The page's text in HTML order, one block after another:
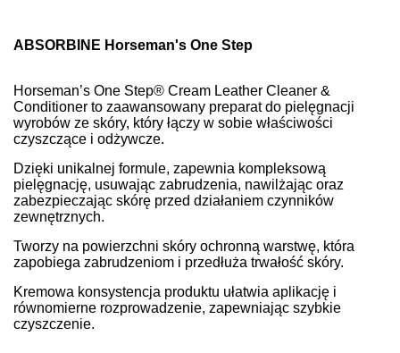
ABSORBINE Horseman's One Step
Horseman’s One Step® Cream Leather Cleaner &
Conditioner to zaawansowany preparat do pielęgnacji
wyrobów ze skóry, który łączy w sobie właściwości
czyszczące i odżywcze.
Dzięki unikalnej formule, zapewnia kompleksową
pielęgnację, usuwając zabrudzenia, nawilżając oraz
zabezpieczając skórę przed działaniem czynników
zewnętrznych.
Tworzy na powierzchni skóry ochronną warstwę, która
zapobiega zabrudzeniom i przedłuża trwałość skóry.
Kremowa konsystencja produktu ułatwia aplikację i
równomierne rozprowadzenie, zapewniając szybkie
czyszczenie.